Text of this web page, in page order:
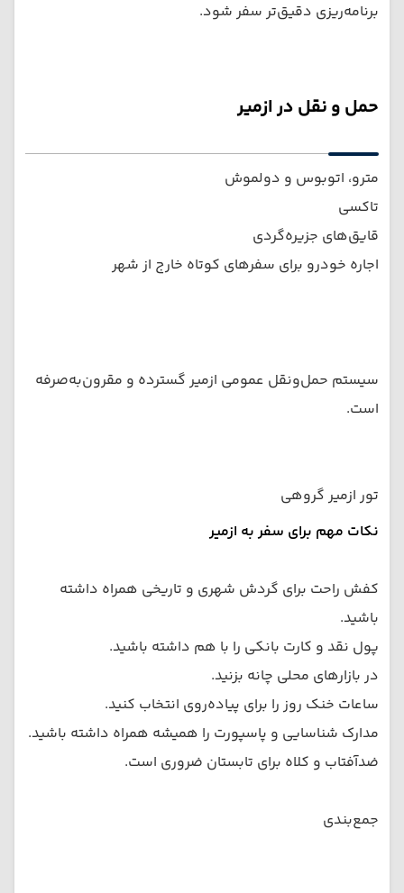
برنامه‌ریزی دقیق‌تر سفر شود.
حمل و نقل در ازمیر
مترو، اتوبوس و دولموش
تاکسی
قایق‌های جزیره‌گردی
اجاره خودرو برای سفرهای کوتاه خارج از شهر
سیستم حمل‌ونقل عمومی ازمیر گسترده و مقرون‌به‌صرفه
است.
تور ازمیر گروهی
نکات مهم برای سفر به ازمیر
کفش راحت برای گردش شهری و تاریخی همراه داشته
باشید.
پول نقد و کارت بانکی را با هم داشته باشید.
در بازارهای محلی چانه بزنید.
ساعات خنک روز را برای پیاده‌روی انتخاب کنید.
مدارک شناسایی و پاسپورت را همیشه همراه داشته باشید.
ضدآفتاب و کلاه برای تابستان ضروری است.
جمع‌بندی